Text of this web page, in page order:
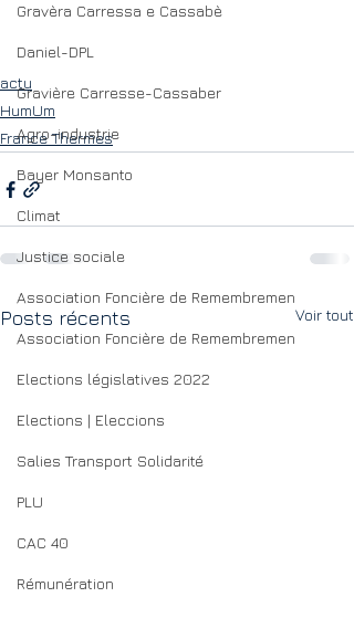
Gravèra Carressa e Cassabè
Daniel-DPL
Gravière Carresse-Cassaber
Agro-industrie
Bayer Monsanto
Climat
Justice sociale
Association Foncière de Remembremen
Association Foncière de Remembremen
Elections législatives 2022
Elections | Eleccions
Salies Transport Solidarité
PLU
CAC 40
Rémunération
actu
HumUm
France Thermes
Posts récents Voir tout